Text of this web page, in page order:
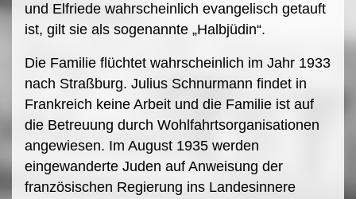
und Elfriede wahrscheinlich evangelisch getauft
ist, gilt sie als sogenannte „Halbjüdin“.
Die Familie flüchtet wahrscheinlich im Jahr 1933
nach Straßburg. Julius Schnurmann findet in
Frankreich keine Arbeit und die Familie ist auf
die Betreuung durch Wohlfahrtsorganisationen
angewiesen. Im August 1935 werden
eingewanderte Juden auf Anweisung der
französischen Regierung ins Landesinnere